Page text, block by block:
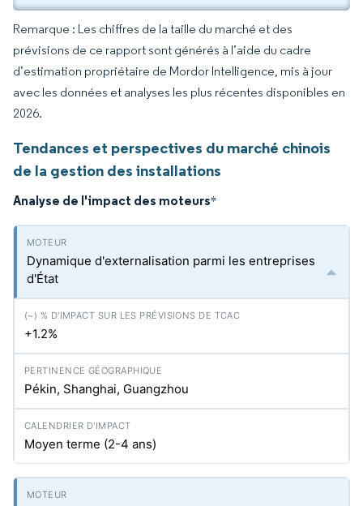
Remarque : Les chiffres de la taille du marché et des
prévisions de ce rapport sont générés à l’aide du cadre
d’estimation propriétaire de Mordor Intelligence, mis à jour
avec les données et analyses les plus récentes disponibles en
2026.
Tendances et perspectives du marché chinois
de la gestion des installations
Analyse de l'impact des moteurs*
Dynamique d'externalisation parmi les entreprises
d'État
+1.2%
Pékin, Shanghai, Guangzhou
Moyen terme (2-4 ans)